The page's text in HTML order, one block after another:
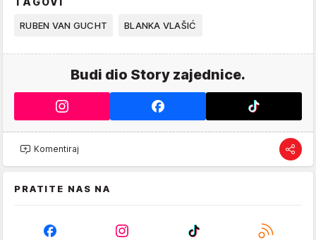
RUBEN VAN GUCHT BLANKA VLAŠIĆ
Budi dio Story zajednice.
Komentiraj
PRATITE NAS NA